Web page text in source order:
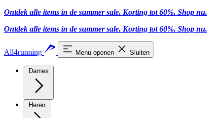
Ontdek alle items in de summer sale. Korting tot 60%. Shop nu.
Ontdek alle items in de summer sale. Korting tot 60%. Shop nu.
All4running Menu openen Sluiten
Dames
Heren